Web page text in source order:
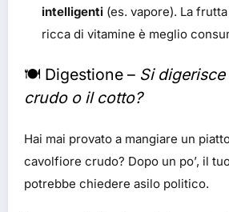
intelligenti (es. vapore). La
ricca di vitamine è meglio
🍽️ Digestione – Si
crudo o il cotto?
Hai mai provato a mangiare un
cavolfiore crudo? Dopo un po’, il
potrebbe chiedere asilo politico.